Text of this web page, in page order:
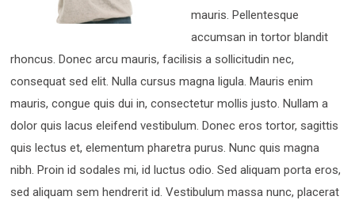
mauris. Pellentesque
accumsan in tortor blandit
rhoncus. Donec arcu mauris, facilisis a sollicitudin nec,
consequat sed elit. Nulla cursus magna ligula. Mauris enim
mauris, congue quis dui in, consectetur mollis justo. Nullam a
dolor quis lacus eleifend vestibulum. Donec eros tortor, sagittis
quis lectus et, elementum pharetra purus. Nunc quis magna
nibh. Proin id sodales mi, id luctus odio. Sed aliquam porta eros,
sed aliquam sem hendrerit id. Vestibulum massa nunc, placerat